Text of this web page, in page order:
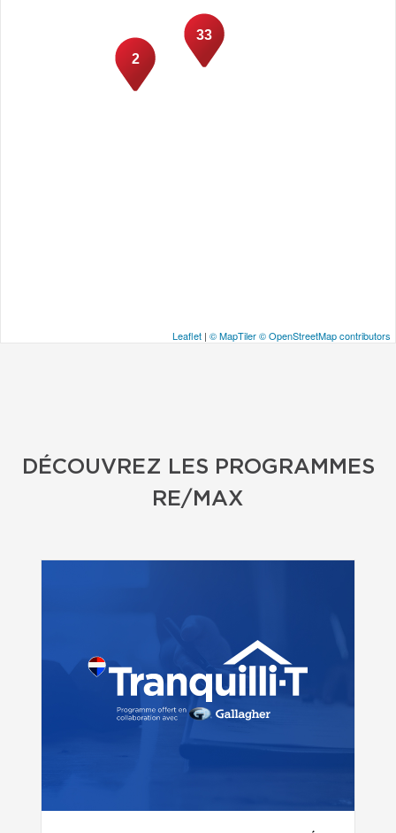
2
33
Leaflet | © MapTiler© OpenStreetMap contributors
DÉCOUVREZ LES PROGRAMMES
RE/MAX